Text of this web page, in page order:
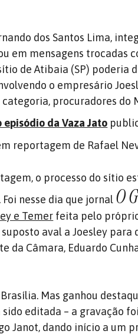
dos Santos Lima,
em mensagens trocadas
de Atibaia (SP) poderia
o empresário
procuradores do
episódio da Vaza Jato
reportagem de Rafael
o processo do sítio
nesse dia que jornal O
e Temer feita pelo
aval a Joesley
da Câmara, Eduardo
Mas ganhou
editada – a gravação
Janot, dando início a um